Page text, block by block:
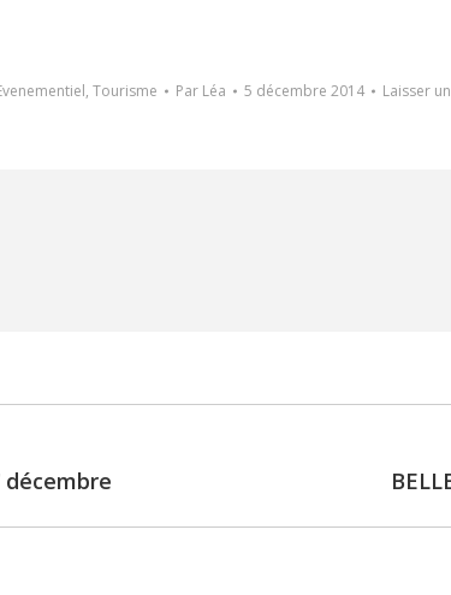
, Tourisme Par Léa 5 décembre 2014 Laisser
décembre